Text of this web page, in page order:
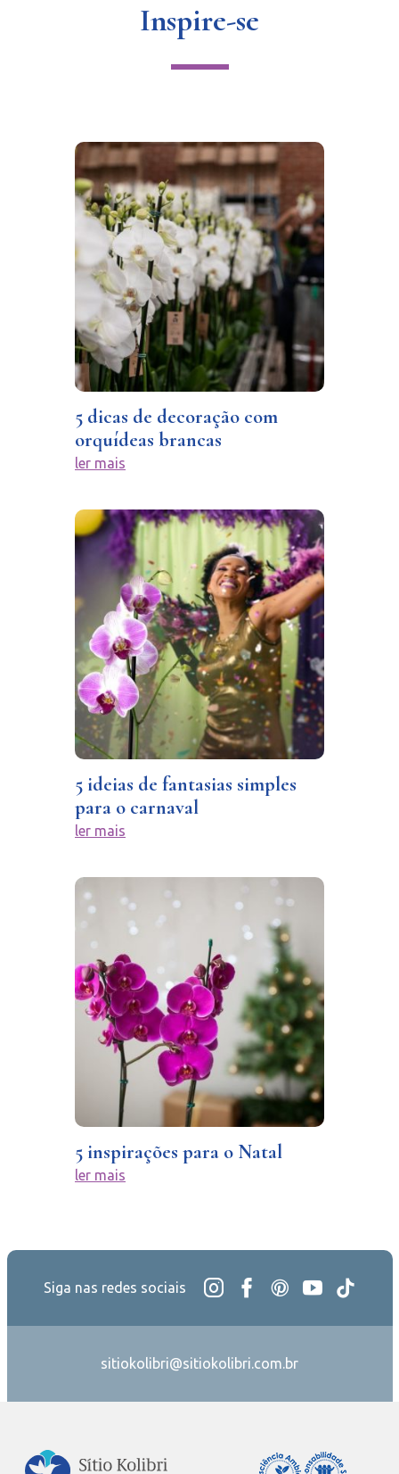
Inspire-se
5 dicas de decoração com
orquídeas brancas
ler mais
5 ideias de fantasias simples
para o carnaval
ler mais
5 inspirações para o Natal
ler mais
Siga nas redes sociais
sitiokolibri@sitiokolibri.com.br